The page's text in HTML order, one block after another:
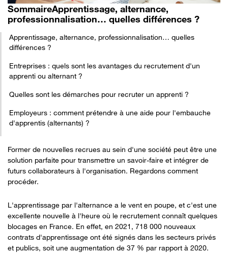
SommaireApprentissage, alternance,
professionnalisation… quelles différences ?
Apprentissage, alternance, professionnalisation… quelles
différences ?
Entreprises : quels sont les avantages du recrutement d'un
apprenti ou alternant ?
Quelles sont les démarches pour recruter un apprenti ?
Employeurs : comment prétendre à une aide pour l'embauche
d'apprentis (alternants) ?
Former de nouvelles recrues au sein d'une société peut être une
solution parfaite pour transmettre un savoir-faire et intégrer de
futurs collaborateurs à l'organisation. Regardons comment
procéder.
L'apprentissage par l'alternance a le vent en poupe, et c'est une
excellente nouvelle à l'heure où le recrutement connaît quelques
blocages en France. En effet, en 2021, 718 000 nouveaux
contrats d'apprentissage ont été signés dans les secteurs privés
et publics, soit une augmentation de 37 % par rapport à 2020.